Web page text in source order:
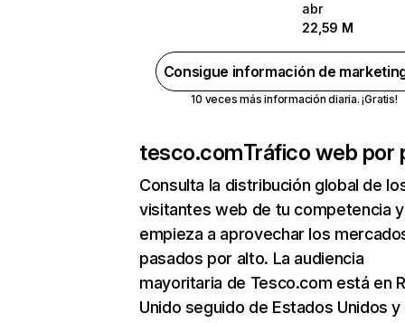
abr
22,59 M
Consigue información de
10 veces más información diaria. ¡Gratis!
tesco.comTráfico web por
Consulta la distribución global de
visitantes web de tu competencia y
empieza a aprovechar los
pasados por alto. La audiencia
mayoritaria de Tesco.com está en
Unido seguido de Estados Unidos y